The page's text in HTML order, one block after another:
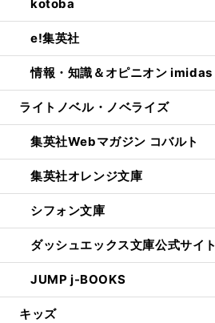
kotoba
e!集英社
情報・知識＆オピニオン imidas
ライトノベル・ノベライズ
集英社Webマガジン コバルト
集英社オレンジ文庫
シフォン文庫
ダッシュエックス文庫公式サイト
JUMP j-BOOKS
キッズ